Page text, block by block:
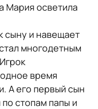
Мария осветила
сыну и навещает
многодетным
время
А его первый сын
стопам папы и